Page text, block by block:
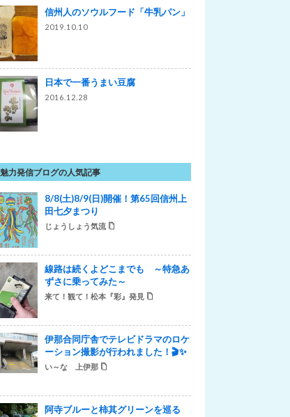
信州人のソウルフード「牛乳パン」
2019.10.10
日本で一番うまい豆腐
2016.12.28
魅力発信ブログの人気記事
8/8(土)8/9(日)開催！第65回信州上
田七夕まつり
じょうしょう気流
線路は続くよどこまでも ～特急あ
ずさに乗ってみた～
来て！観て！松本『彩』発見
伊那合同庁舎でテレビドラマのロケ
ーション撮影が行われました！🎬✨
い～な 上伊那
阿寺ブルーと柿其グリーンを巡る